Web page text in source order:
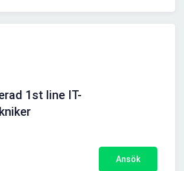
1st line IT-
Ansök